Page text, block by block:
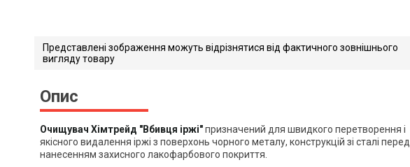
Представлені зображення можуть відрізнятися від фактичного зовнішнього
вигляду товару
Опис
Очищувач Хімтрейд "Вбивця іржі"призначений для швидкого перетворення і
якісного видалення іржі з поверхонь чорного металу, конструкцій зі сталі перед
нанесенням захисного лакофарбового покриття.